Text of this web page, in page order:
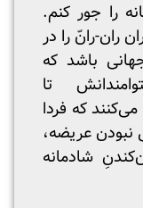
را جور کنم.
ران‌-رانّ را در
باشد که
تا
که فردا
نبودن عریضه،
شادمانه